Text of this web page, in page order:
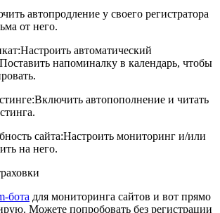
автопродление у своего регистратора
от него.
автоматический
напоминалку в календарь, чтобы
автопополнение и читать
сайта:Настроить мониторинг и/или
на него.
бота для мониторинга сайтов и вот прямо
Можете попробовать без регистрации